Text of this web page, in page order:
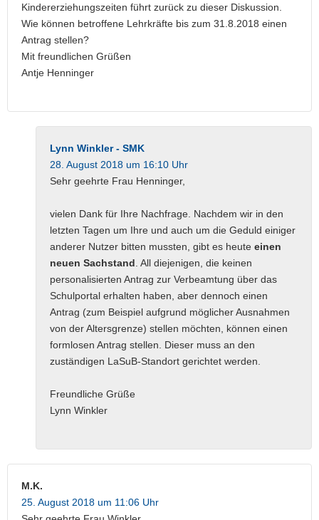
Kindererziehungszeiten führt zurück zu dieser Diskussion.
Wie können betroffene Lehrkräfte bis zum 31.8.2018 einen
Antrag stellen?
Mit freundlichen Grüßen
Antje Henninger
Lynn Winkler - SMK
28. August 2018 um 16:10 Uhr
Sehr geehrte Frau Henninger,
vielen Dank für Ihre Nachfrage. Nachdem wir in den
letzten Tagen um Ihre und auch um die Geduld einiger
anderer Nutzer bitten mussten, gibt es heute einen
neuen Sachstand . All diejenigen, die keinen
personalisierten Antrag zur Verbeamtung über das
Schulportal erhalten haben, aber dennoch einen
Antrag (zum Beispiel aufgrund möglicher Ausnahmen
von der Altersgrenze) stellen möchten, können einen
formlosen Antrag stellen. Dieser muss an den
zuständigen LaSuB-Standort gerichtet werden.
Freundliche Grüße
Lynn Winkler
M.K.
25. August 2018 um 11:06 Uhr